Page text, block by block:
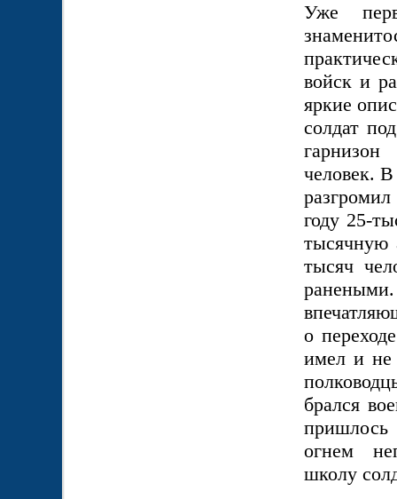
Уже
войск и
яркие
солдат
человек.
году 25-
тысячную
тысяч
о
имел и не
брался
пришлось
огнем
школу